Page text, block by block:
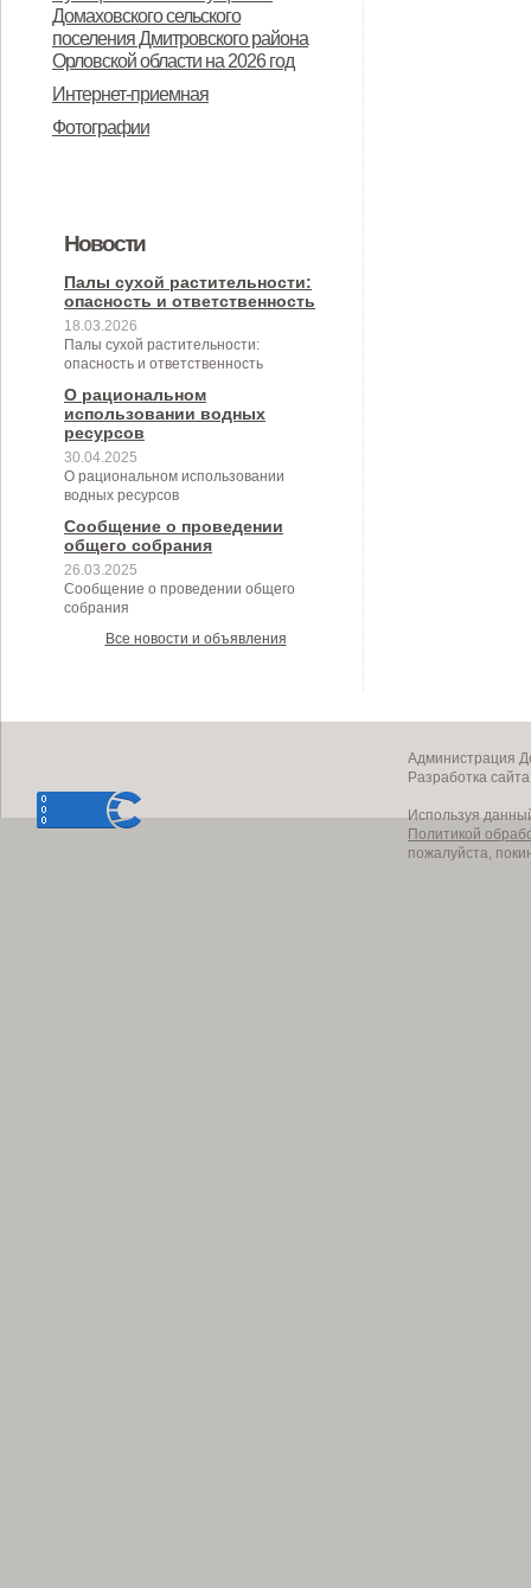
предназначенного для
предоставления во владение и
(или) пользование на
долгосрочной основе (в том числе
среднего предпринимательства и
организациям, образующим
субъектов малого и среднего
предпринимательства» (с
изменениями от 26.04.2022 № 30/9-
сс)
Дмитровского района Орловской
области в целях осуществления
сельского поселения
Домаховского сельского
поселения Дмитровского района
Орловской области на 2026 год
Интернет-приемная
Фотографии
Новости
Палы сухой растительности:
опасность и ответственность
18.03.2026
Палы сухой растительности:
опасность и ответственность
О рациональном
использовании водных
ресурсов
30.04.2025
О рациональном использовании
водных ресурсов
Сообщение о проведении
общего собрания
26.03.2025
Сообщение о проведении общего
собрания
Все новости и объявления
Администрация
Разработка
Используя
Политикой
пожалуйста,